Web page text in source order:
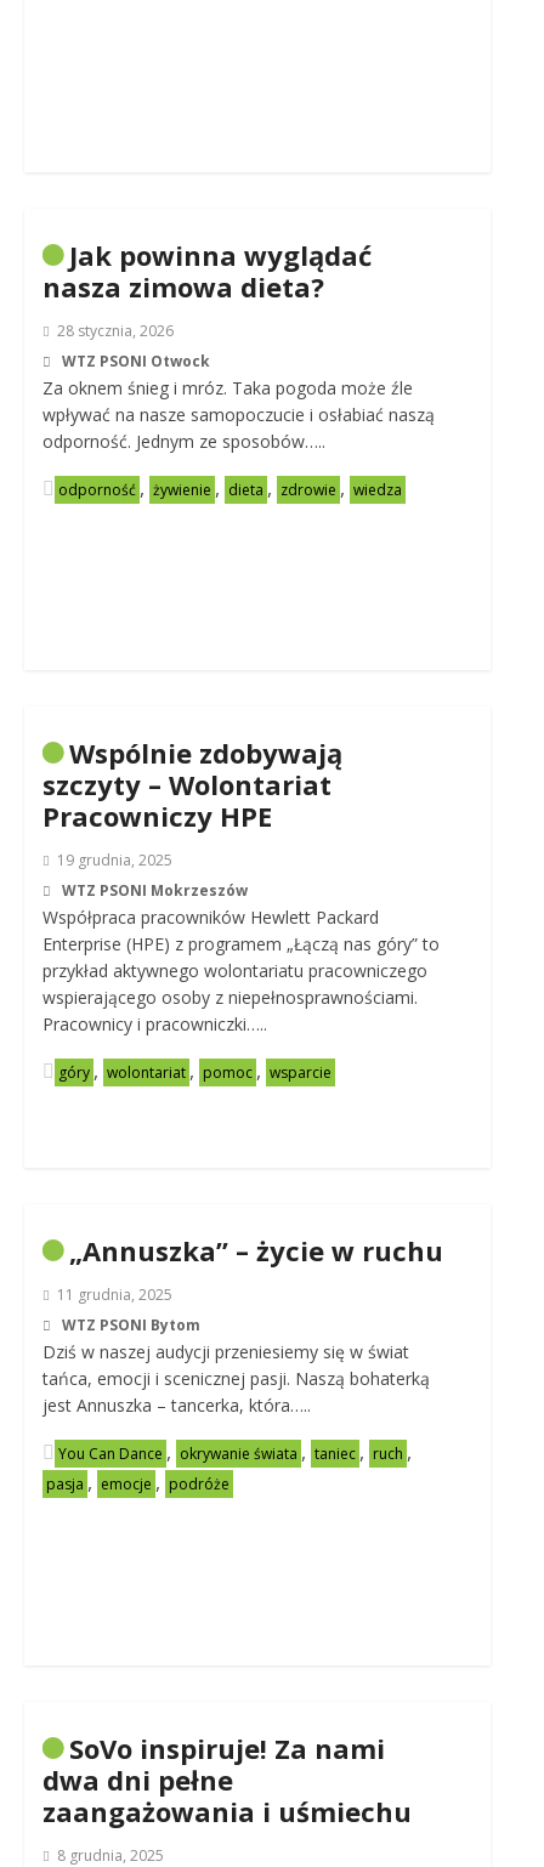
Jak powinna wyglądać
nasza zimowa dieta?
28 stycznia, 2026
WTZ PSONI Otwock
Za oknem śnieg i mróz. Taka pogoda może źle
wpływać na nasze samopoczucie i osłabiać naszą
odporność. Jednym ze sposobów…..
odporność , żywienie , dieta , zdrowie , wiedza
Wspólnie zdobywają
szczyty – Wolontariat
Pracowniczy HPE
19 grudnia, 2025
WTZ PSONI Mokrzeszów
Współpraca pracowników Hewlett Packard
Enterprise (HPE) z programem „Łączą nas góry” to
przykład aktywnego wolontariatu pracowniczego
wspierającego osoby z niepełnosprawnościami.
Pracownicy i pracowniczki…..
góry , wolontariat , pomoc , wsparcie
„Annuszka” – życie w ruchu
11 grudnia, 2025
WTZ PSONI Bytom
Dziś w naszej audycji przeniesiemy się w świat
tańca, emocji i scenicznej pasji. Naszą bohaterką
jest Annuszka – tancerka, która…..
You Can Dance , okrywanie świata , taniec , ruch ,
pasja , emocje , podróże
SoVo inspiruje! Za nami
dwa dni pełne
zaangażowania i uśmiechu
8 grudnia, 2025